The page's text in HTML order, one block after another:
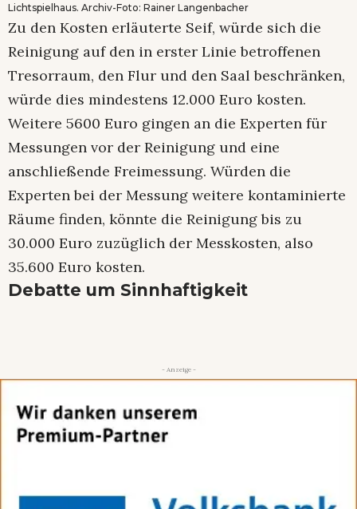
Lichtspielhaus. Archiv-Foto: Rainer Langenbacher
Zu den Kosten erläuterte Seif, würde sich die
Reinigung auf den in erster Linie betroffenen
Tresorraum, den Flur und den Saal beschränken,
würde dies mindestens 12.000 Euro kosten.
Weitere 5600 Euro gingen an die Experten für
Messungen vor der Reinigung und eine
anschließende Freimessung. Würden die
Experten bei der Messung weitere kontaminierte
Räume finden, könnte die Reinigung bis zu
30.000 Euro zuzüglich der Messkosten, also
35.600 Euro kosten.
Debatte um Sinnhaftigkeit
- Anzeige -